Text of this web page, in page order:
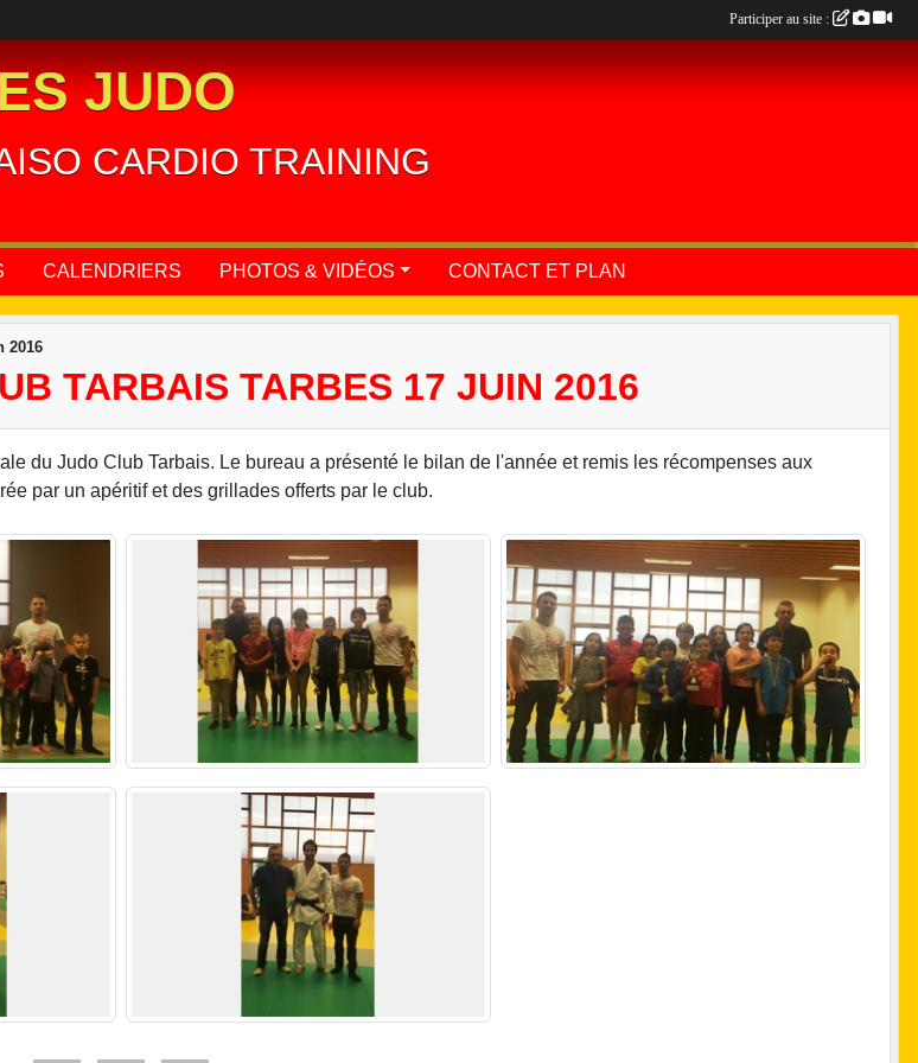
JUDO
CARDIO TRAINING
CALENDRIERS PHOTOS & VIDÉOS CONTACT ET PLAN
2016
TARBAIS TARBES 17 JUIN 2016
du Judo Club Tarbais. Le bureau a présenté le bilan de l'année et remis les récompenses aux
par un apéritif et des grillades offerts par le club.
Participer au site :